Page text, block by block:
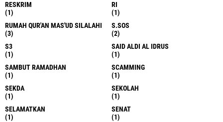
RESKRIM
(1)
RI
(1)
RUMAH QUR'AN MAS'UD SILALAHI
(3)
S.SOS
(2)
S3
(1)
SAID ALDI AL IDRUS
(1)
SAMBUT RAMADHAN
(1)
SCAMMING
(1)
SEKDA
(1)
SEKOLAH
(1)
SELAMATKAN
(1)
SENAT
(1)